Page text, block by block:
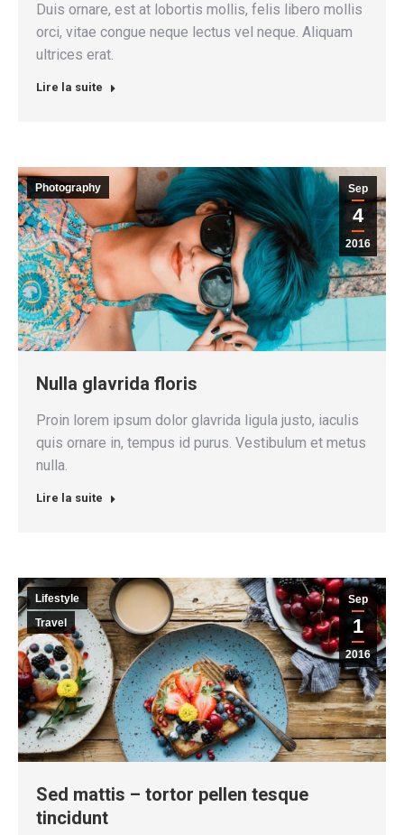
Duis ornare, est at lobortis mollis, felis libero mollis
orci, vitae congue neque lectus vel neque. Aliquam
ultrices erat.
Lire la suite
Sep
4
2016
Photography
Nulla glavrida floris
Proin lorem ipsum dolor glavrida ligula justo, iaculis
quis ornare in, tempus id purus. Vestibulum et metus
nulla.
Lire la suite
Sep
1
2016
Lifestyle
Travel
Sed mattis – tortor pellen tesque
tincidunt